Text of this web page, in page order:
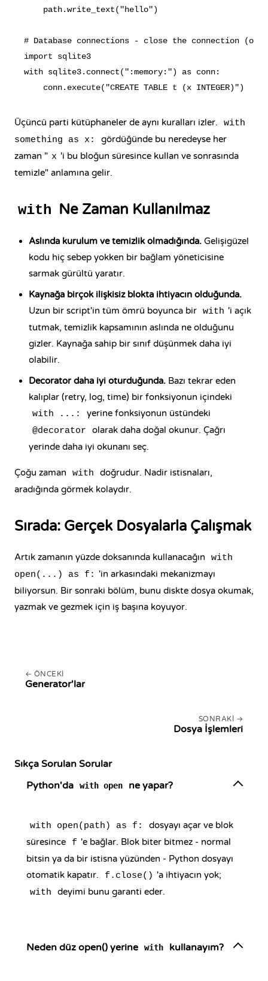
    path.write_text("hello")
# Database connections - close the connection (or
import sqlite3
with sqlite3.connect(":memory:") as conn:
Üçüncü parti kütüphaneler de aynı kuralları izler.
with
something as x:
gördüğünde bu neredeyse her
zaman " x 'i bu bloğun süresince kullan ve sonrasında
temizle" anlamına gelir.
with Ne Zaman Kullanılmaz
Aslında kurulum ve temizlik olmadığında. Gelişigüzel
kodu hiç sebep yokken bir bağlam yöneticisine
sarmak gürültü yaratır.
Kaynağa birçok ilişkisiz blokta ihtiyacın olduğunda.
Uzun bir script'in tüm ömrü boyunca bir with 'i açık
tutmak, temizlik kapsamının aslında ne olduğunu
gizler. Kaynağa sahip bir sınıf düşünmek daha iyi
olabilir.
Decorator daha iyi oturduğunda. Bazı tekrar eden
kalıplar (retry, log, time) bir fonksiyonun içindeki
with ...: yerine fonksiyonun üstündeki
@decorator
olarak daha doğal okunur. Çağrı
yerinde daha iyi okunanı seç.
Çoğu zaman with
doğrudur. Nadir istisnaları,
aradığında görmek kolaydır.
Sırada: Gerçek Dosyalarla Çalışmak
Artık zamanın yüzde doksanında kullanacağın
with
open(...) as f: 'in arkasındaki mekanizmayı
biliyorsun. Bir sonraki bölüm, bunu diskte dosya okumak,
yazmak ve gezmek için iş başına koyuyor.
ÖNCEKI
Generator'lar
SONRAKI
Dosya İşlemleri
Sıkça Sorulan Sorular
Python'da
with open ne yapar?
with open(path) as f:
dosyayı açar ve blok
süresince
f 'e bağlar. Blok biter bitmez - normal
bitsin ya da bir istisna yüzünden - Python dosyayı
otomatik kapatır.
f.close() 'a ihtiyacın yok;
with deyimi bunu garanti eder.
Neden düz open() yerine with kullanayım?